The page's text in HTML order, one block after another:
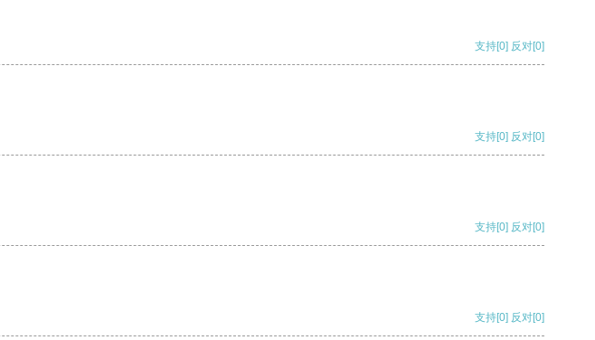
支持[0] 反对[0]
支持[0] 反对[0]
支持[0] 反对[0]
支持[0] 反对[0]